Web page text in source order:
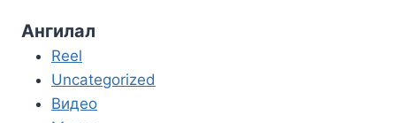
Ангилал
Reel
Uncategorized
Видео